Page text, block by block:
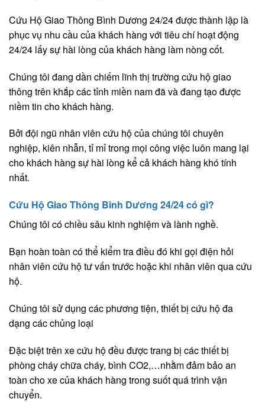
Cứu Hộ Giao Thông Bình Dương 24/24 được thành lập là
phục vụ nhu cầu của khách hàng với tiêu chí hoạt động
24/24 lấy sự hài lòng của khách hàng làm nòng cốt.
Chúng tôi đang dần chiếm lĩnh thị trường cứu hộ giao
thông trên khắp các tỉnh miền nam đã và đang tạo được
niềm tin cho khách hàng.
Bởi đội ngũ nhân viên cứu hộ của chúng tôi chuyên
nghiệp, kiên nhẫn, tỉ mỉ trong mọi công việc luôn mang lại
cho khách hàng sự hài lòng kể cả khách hàng khó tính
nhất.
Cứu Hộ Giao Thông Bình Dương 24/24 có gì?
Chúng tôi có chiều sâu kinh nghiệm và lành nghề.
Bạn hoàn toàn có thể kiểm tra điều đó khi gọi điện hỏi
nhân viên cứu hộ tư vấn trước hoặc khi nhân viên qua cứu
hộ.
Chúng tôi sử dụng các phương tiện, thiết bị cứu hộ đa
dạng các chủng loại
Đặc biệt trên xe cứu hộ đều được trang bị các thiết bị
phòng cháy chữa cháy, bình CO2,…nhằm đảm bảo an
toàn cho xe của khách hàng trong suốt quá trình vận
chuyển.